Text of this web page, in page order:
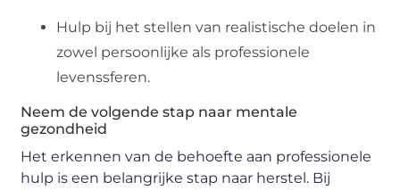
Hulp bij het stellen van realistische doelen in
zowel persoonlijke als professionele
levenssferen.
Neem de volgende stap naar mentale
gezondheid
Het erkennen van de behoefte aan professionele
hulp is een belangrijke stap naar herstel. Bij